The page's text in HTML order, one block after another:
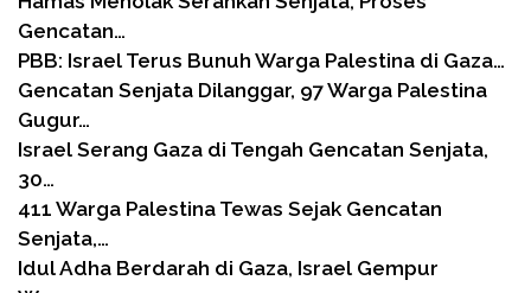
Gencatan…
PBB: Israel Terus Bunuh Warga Palestina di Gaza…
Gencatan Senjata Dilanggar, 97 Warga Palestina
Gugur…
Israel Serang Gaza di Tengah Gencatan Senjata,
30…
411 Warga Palestina Tewas Sejak Gencatan
Senjata,…
Idul Adha Berdarah di Gaza, Israel Gempur